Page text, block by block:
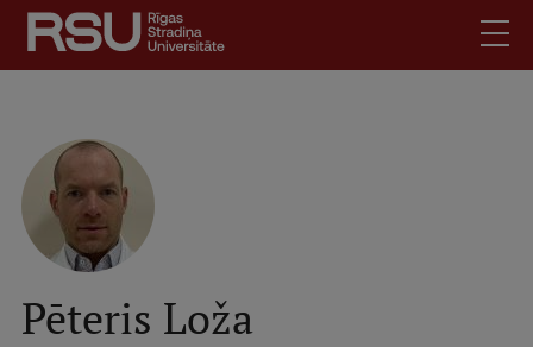
Pārlekt
galveno
saturu
Latviski
Meklēt Mobile
augšējā
izvēlne
Skolēniem
Studentiem
Darbiniekiem
Pēteris Loža